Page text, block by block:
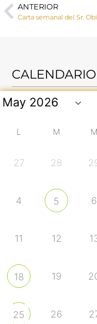
ANTERIOR
CALENDARIO
L M M
27 28
4 5 6
11 12
18 19
25 26